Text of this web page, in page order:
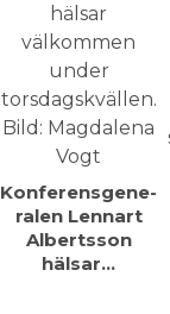
Konferensgene­
ralen Lennart
Albertsson
hälsar…